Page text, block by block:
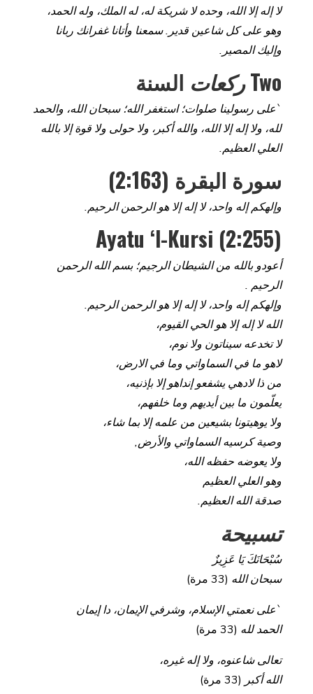
لا إله إلا الله، وحده لا شريكة له، له الملك، وله الحمد،
وهو على كل شاعين قدير. سمعنا وأتانا غفرانك ربانا
وإليك المصير.
Twoركعات السنة
`على رسولينا صلوات؛ استغفر الله؛ سبحان الله، والحمد
لله، ولا إله إلا الله، والله أكبر، ولا حولى ولا قوة إلا بالله
العلي العظيم.
سورة البقرة (2:163)
وإلهكم إله واحد، لا إله إلا هو الرحمن الرحيم.
Ayatu ‘l-Kursi (2:255)
أعودو بالله من الشيطان الرجيم؛ بسم الله الرحمن
الرحيم .
وإلهكم إله واحد، لا إله إلا هو الرحمن الرحيم.
الله لا إله إلا هو الحي القيوم،
لا تخدعه سيناتون ولا نوم،
لاهو ما في السماواتي وما في الارض،
من ذا لادهي يشفعو إنداهو إلا بإذنيه،
يعلّمون ما بين أيديهم وما خلفهم،
ولا يوهيتونا بشيعين من علمه إلا بما شاء،
وصية كرسيه السماواتي والأرض,
ولا يعوضه حفظه الله،
وهو العلي العظيم
صدقة الله العظيم.
تسبيحة
سُبْحَانَكَ يَا عَزِيزٌ
سبحان الله (33 مرة)
`على نعمتي الإسلام، وشرفي الإيمان، دا إيمان
الحمد لله (33 مرة)
تعالى شاعنوه، ولا إله غيره،
الله أكبر (33 مرة)